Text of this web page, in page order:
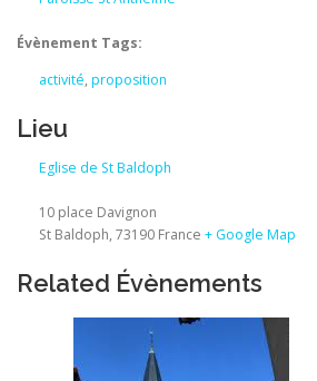
Évènement Tags:
activité, proposition
Lieu
Eglise de St Baldoph
10 place Davignon
St Baldoph, 73190 France + Google Map
Related Évènements